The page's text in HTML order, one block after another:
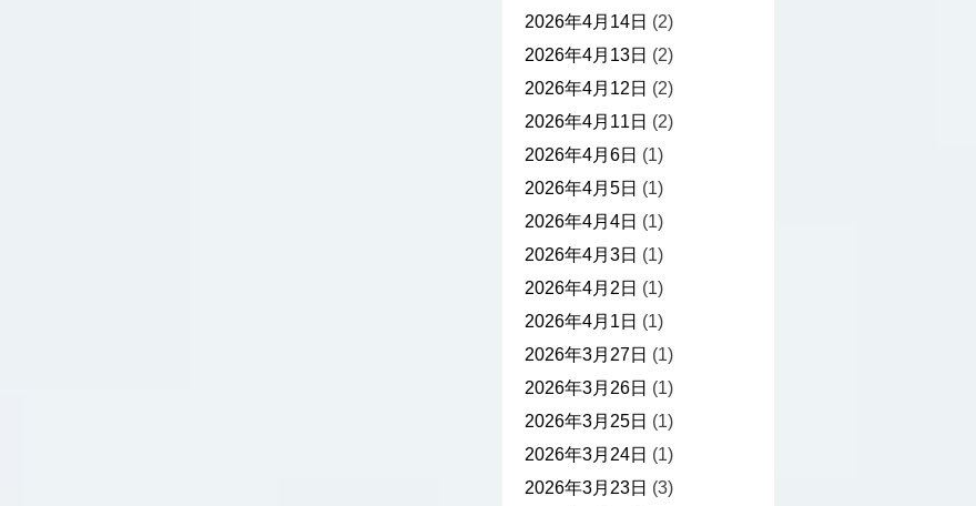
2026年4月14日 (2)
2026年4月13日 (2)
2026年4月12日 (2)
2026年4月11日 (2)
2026年4月6日 (1)
2026年4月5日 (1)
2026年4月4日 (1)
2026年4月3日 (1)
2026年4月2日 (1)
2026年4月1日 (1)
2026年3月27日 (1)
2026年3月26日 (1)
2026年3月25日 (1)
2026年3月24日 (1)
2026年3月23日 (3)